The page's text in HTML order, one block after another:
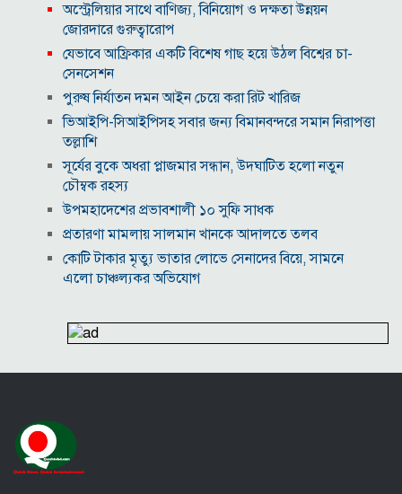
অস্ট্রেলিয়ার সাথে বাণিজ্য, বিনিয়োগ ও দক্ষতা উন্নয়ন
জোরদারে গুরুত্বারোপ
যেভাবে আফ্রিকার একটি বিশেষ গাছ হয়ে উঠল বিশ্বের চা-
সেনসেশন
পুরুষ নির্যাতন দমন আইন চেয়ে করা রিট খারিজ
ভিআইপি-সিআইপিসহ সবার জন্য বিমানবন্দরে সমান নিরাপত্তা
তল্লাশি
সূর্যের বুকে অধরা প্লাজমার সন্ধান, উদ্ঘাটিত হলো নতুন
চৌম্বক রহস্য
উপমহাদেশের প্রভাবশালী ১০ সুফি সাধক
প্রতারণা মামলায় সালমান খানকে আদালতে তলব
কোটি টাকার মৃত্যু ভাতার লোভে সেনাদের বিয়ে, সামনে
এলো চাঞ্চল্যকর অভিযোগ
পারমাণবিক পরিস্থিতি কি?
বাংলাদেশি টাকায় আজকের মুদ্রা বিনিময় হার
যুক্তরাষ্ট্রকে ঘিরে ইরানের নতুন হুঁশিয়ারি, উপসাগরীয়
ইরান-ওমান আলোচনা ঘিরে বিশ্ববাজারে কমল জ্বালানি
তেলের দাম